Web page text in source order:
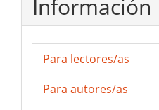
Información
Para lectores/as
Para autores/as